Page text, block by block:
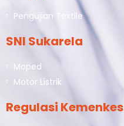
Pengujian Textile
SNI Sukarela
Moped
Motor Listrik
Regulasi Kemenkes